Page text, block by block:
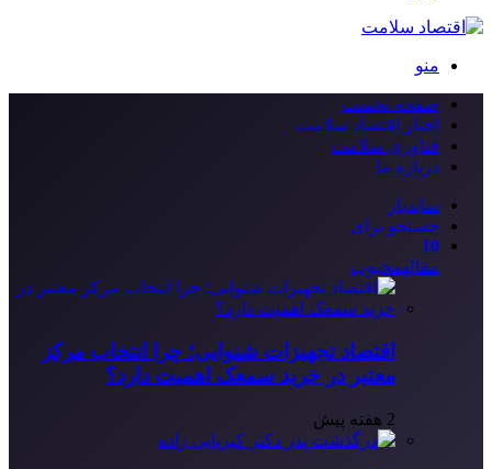
منو
صفحه نخست
اخبار اقتصاد سلامت
فناوری سلامت
درباره ما
سایدبار
جستجو برای
10
مقالهمحبوب
اقتصاد تجهیزات شنوایی؛ چرا انتخاب مرکز
معتبر در خرید سمعک اهمیت دارد؟
2 هفته پیش